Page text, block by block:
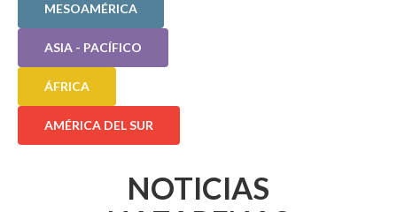
MESOAMÉRICA
ASIA - PACÍFICO
ÁFRICA
AMÉRICA DEL SUR
NOTICIAS